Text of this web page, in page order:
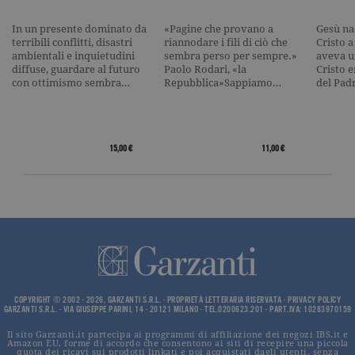
In un presente dominato da
terribili conflitti, disastri
ambientali e inquietudini
diffuse, guardare al futuro
con ottimismo sembra…
15,00 €
«Pagine che provano a
riannodare i fili di ciò che
sembra perso per sempre.»
Paolo Rodari, «la
Repubblica»Sappiamo…
11,00 €
Gesù
Cristo
aveva
Cristo
del
COPYRIGHT © 2002 - 2026, GARZANTI S.R.L. - PROPRIETÀ LETTERARIA RISERVATA - PRIVACY POLICY
GARZANTI S.R.L. - VIA GIUSEPPE PARINI, 14 - 20121 MILANO - TEL.0200623.201 - PART.IVA: 10283970159
Il sito Garzanti.it partecipa ai programmi di affiliazione dei negozi IBS.it e
Amazon EU, forme di accordo che consentono ai siti di recepire una piccola
quota dei ricavi sui prodotti linkati e poi acquistati dagli utenti, senza
impostato
Google
Analytics.
Memorizza
aggiorna
valore
Google
frequenza
richieste,
su siti ad
traffico.